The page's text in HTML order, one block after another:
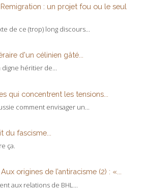
: un projet fou ou le seul
de ce (trop) long discours...
d'un célinien gâté...
digne héritier de...
qui concentrent les tensions...
comment envisager un...
fascisme...
ça.
Aux origines de l’antiracisme (2) : «...
aux relations de BHL...